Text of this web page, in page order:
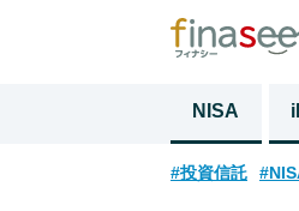
NISA
#投資信託